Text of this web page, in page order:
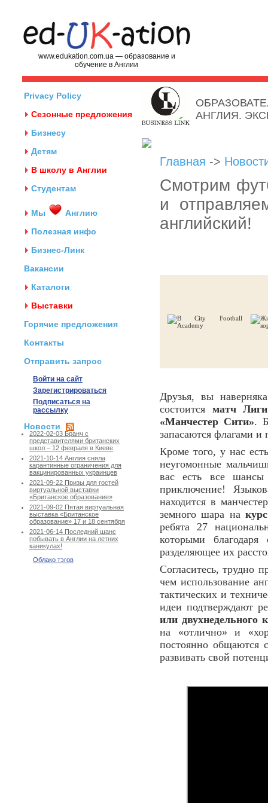
www.edukation.com.ua — образование и
обучение в Англии
Privacy Policy
Сезонные предложения
Бизнесу
Детям
В школу в Англии
Студентам
Мы
Англию
Полезная инфо
Бизнес-Линк
Вакансии
Каталоги
Выставки
Горячие предложения
Контакты
Отправить запрос
Войти на сайт
Зарегистрироваться
Подписаться на
рассылку
Новости
2022-02-03 Бранч с
представителями британских
школ – 12 февраля в Киеве
2021-10-14 Англия сняла
карантинные ограничения для
вакцинированных украинцев
2021-09-22 Призы для гостей
виртуальной выставки
«Британское образование»
2021-09-02 Пятая виртуальная
выставка «Британское
образование» 17 и 18 сентября
2021-06-14 Последний шанс
побывать в Англии на летних
каникулах!
Облако тэгов
АНГЛИЯ.
Главная ->
Смотрим
и
английский!
Друзья, вы
состоится матч
«Манчестер Сити».
запасаются флагами
Кроме того, у нас
неугомонные
вас есть все шансы
приключение!
находится в
земного шара на
ребята 27
которыми
разделяющее их
Согласитесь, трудно
чем использование
тактических и
идеи подтверждают
или двухнедельного
на «отлично» и
постоянно общаются
развивать свой